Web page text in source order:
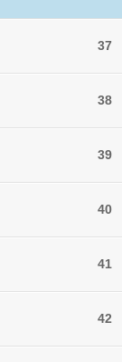
37
38
39
40
41
42